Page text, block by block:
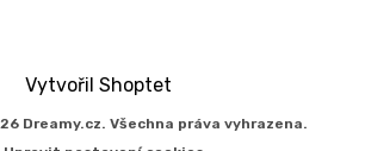
Vytvořil Shoptet
Dreamy.cz. Všechna práva vyhrazena.